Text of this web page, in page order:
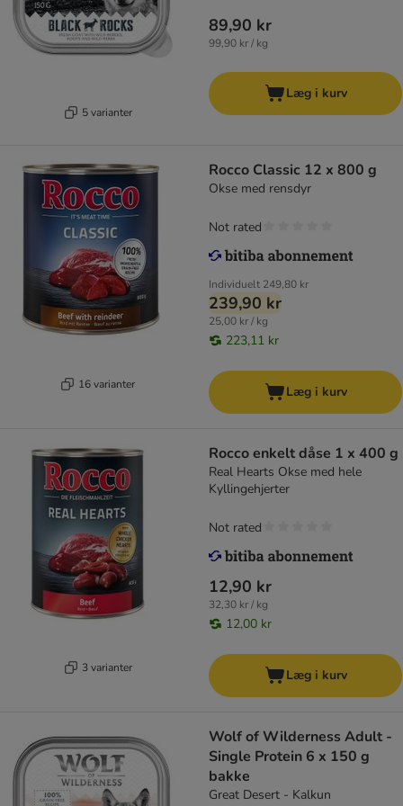
5 varianter
89,90 kr
99,90 kr / kg
Læg i kurv
16 varianter
Rocco Classic 12 x 800 g
Okse med rensdyr
Individuelt 249,80 kr
239,90 kr
25,00 kr / kg
223,11 kr
Not rated
Læg i kurv
3 varianter
Rocco enkelt dåse 1 x 400 g
Real Hearts Okse med hele
Kyllingehjerter
12,90 kr
32,30 kr / kg
12,00 kr
Not rated
Læg i kurv
Wolf of Wilderness Adult -
Single Protein 6 x 150 g
bakke
Great Desert - Kalkun